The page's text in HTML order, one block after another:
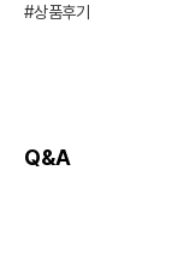
#상품후기
Q&A